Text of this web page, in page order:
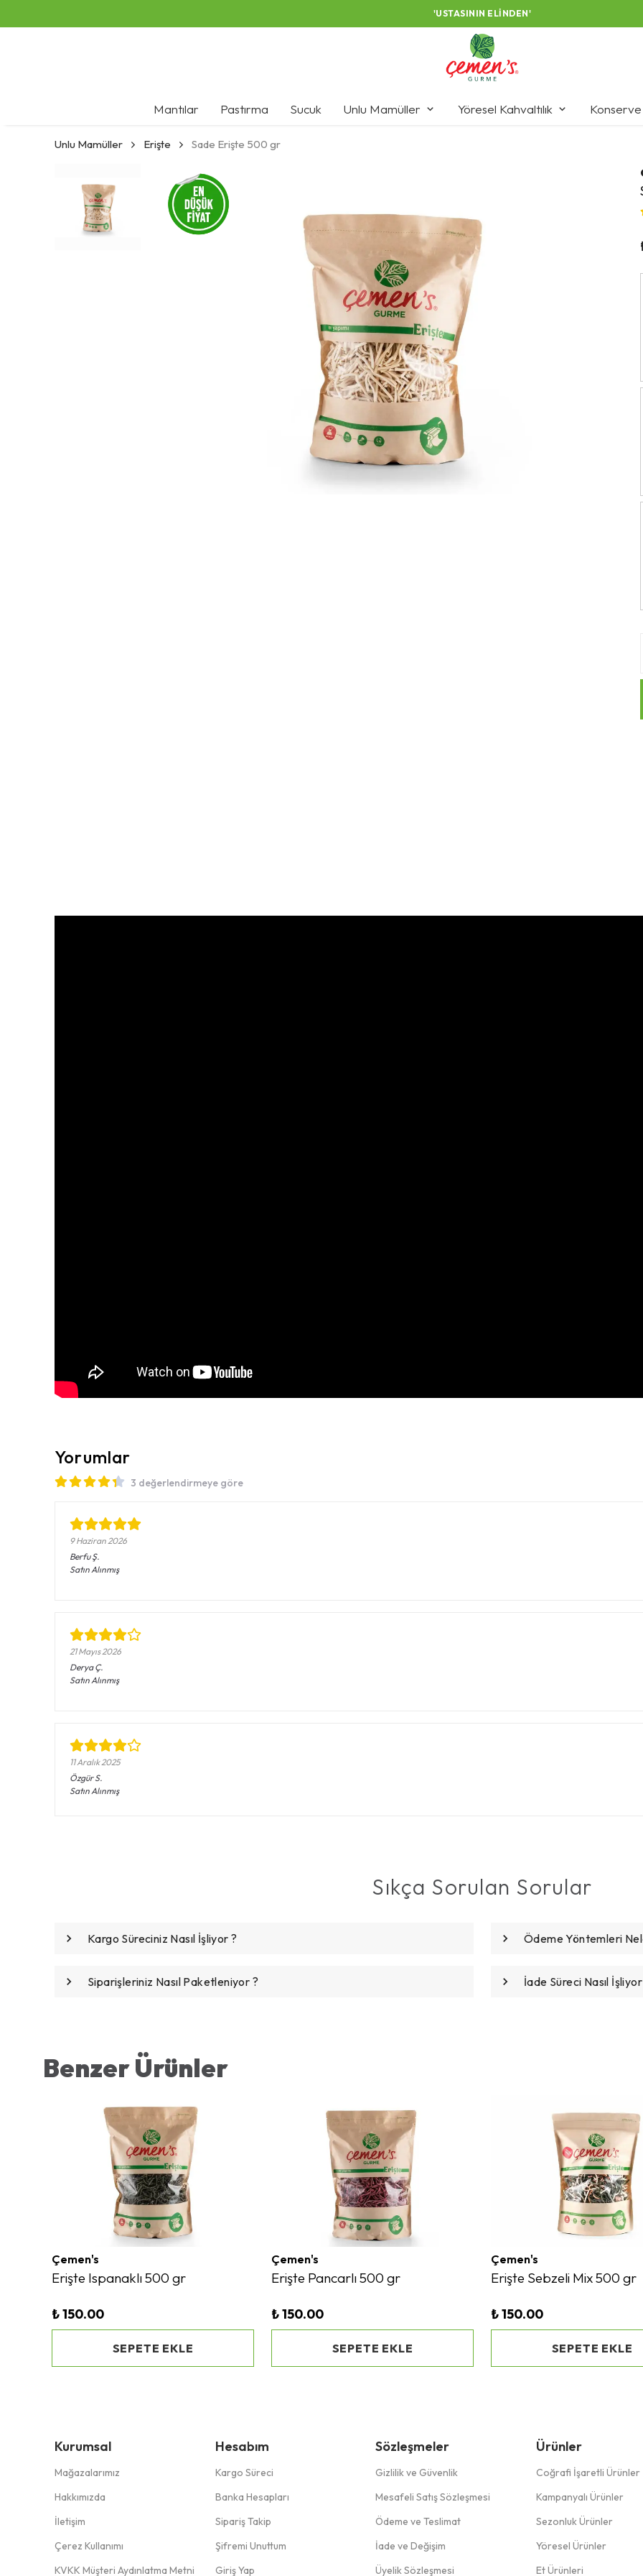
'USTASININ ELINDEN'
Mantılar Pastırma Sucuk Unlu Mamüller Yöresel Kahvaltılık Konserve
Unlu Mamüller Erişte Sade Erişte 500 gr
Yorumlar
3 değerlendirmeye göre
9 Haziran 2026
Berfu Ş.
Satın Alınmış
21 Mayıs 2026
Derya Ç.
Satın Alınmış
11 Aralık 2025
Özgür S.
Satın Alınmış
Sıkça Sorulan Sorular
Kargo Süreciniz Nasıl İşliyor ? Ödeme Yöntemleri
Siparişleriniz Nasıl Paketleniyor ? İade Süreci Nasıl
Benzer Ürünler
Çemen's
Erişte Ispanaklı 500 gr
₺ 150.00
SEPETE EKLE
Çemen's
Erişte Pancarlı 500 gr
₺ 150.00
SEPETE EKLE
Çemen's
Erişte Sebzeli Mix 500 gr
₺ 150.00
SEPETE EKLE
Kurumsal
Mağazalarımız
Hakkımızda
İletişim
Çerez Kullanımı
KVKK Müşteri Aydınlatma Metni
Hesabım
Kargo Süreci
Banka Hesapları
Sipariş Takip
Şifremi Unuttum
Giriş Yap
Sözleşmeler
Gizlilik ve Güvenlik
Mesafeli Satış Sözleşmesi
Ödeme ve Teslimat
İade ve Değişim
Üyelik Sözleşmesi
Ürünler
Coğrafi İşaretli Ürünler
Kampanyalı Ürünler
Sezonluk Ürünler
Yöresel Ürünler
Et Ürünleri